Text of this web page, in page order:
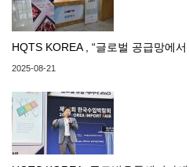
HQTS KOREA , “글로벌 공급망에
2025-08-21